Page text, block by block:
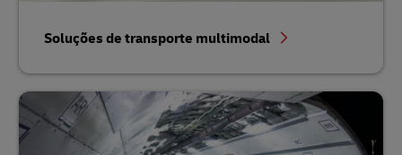
Soluções de transporte multimodal